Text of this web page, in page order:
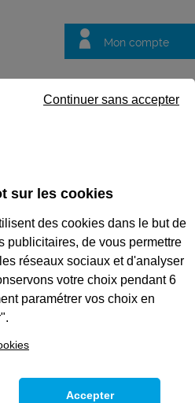
Mon compte
questions
BANCHEUR -
ALTERNANCE
sur les cookies
des cookies dans le but de
publicitaires, de vous permettre
réseaux sociaux et d'analyser
votre choix pendant 6
paramétrer vos choix en
Continuer sans accepter
Accepter